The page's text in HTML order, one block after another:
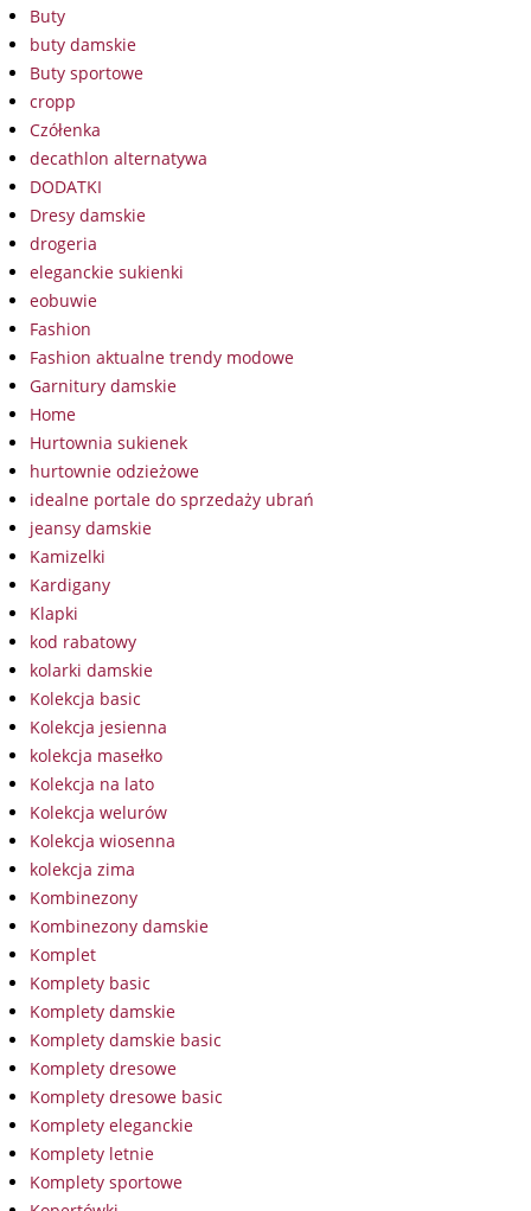
Buty
buty damskie
Buty sportowe
cropp
Czółenka
decathlon alternatywa
DODATKI
Dresy damskie
drogeria
eleganckie sukienki
eobuwie
Fashion
Fashion aktualne trendy modowe
Garnitury damskie
Home
Hurtownia sukienek
hurtownie odzieżowe
idealne portale do sprzedaży ubrań
jeansy damskie
Kamizelki
Kardigany
Klapki
kod rabatowy
kolarki damskie
Kolekcja basic
Kolekcja jesienna
kolekcja masełko
Kolekcja na lato
Kolekcja welurów
Kolekcja wiosenna
kolekcja zima
Kombinezony
Kombinezony damskie
Komplet
Komplety basic
Komplety damskie
Komplety damskie basic
Komplety dresowe
Komplety dresowe basic
Komplety eleganckie
Komplety letnie
Komplety sportowe